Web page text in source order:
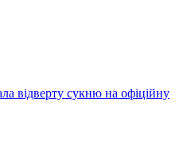
відверту сукню на офіційну